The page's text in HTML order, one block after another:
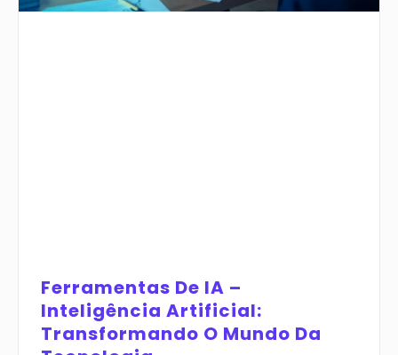
Ferramentas De IA –
Inteligência Artificial:
Transformando O Mundo Da